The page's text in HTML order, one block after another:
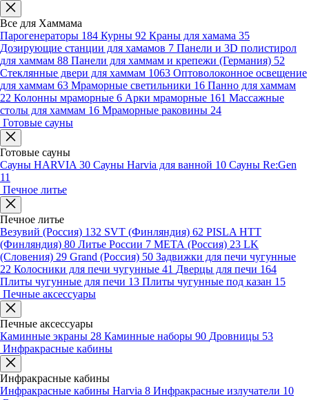
Все для Хаммама
Парогенераторы 184 Курны 92 Краны для хамама 35
Дозирующие станции для хамамов 7 Панели и 3D полистирол
для хаммам 88 Панели для хаммам и крепежи (Германия) 52
Стеклянные двери для хаммам 1063 Оптоволоконное освещение
для хаммам 63 Мраморные светильники 16 Панно для хаммам
22 Колонны мраморные 6 Арки мраморные 161 Массажные
столы для хаммам 16 Мраморные раковины 24
Готовые сауны
Готовые сауны
Сауны HARVIA 30 Сауны Harvia для ванной 10 Сауны Re:Gen
11
Печное литье
Печное литье
Везувий (Россия) 132 SVT (Финляндия) 62 PISLA HTT
(Финляндия) 80 Литье России 7 МЕТА (Россия) 23 LK
(Словения) 29 Grand (Россия) 50 Задвижки для печи чугунные
22 Колосники для печи чугунные 41 Дверцы для печи 164
Плиты чугунные для печи 13 Плиты чугунные под казан 15
Печные аксессуары
Печные аксессуары
Каминные экраны 28 Каминные наборы 90 Дровницы 53
Инфракрасные кабины
Инфракрасные кабины
Инфракрасные кабины Harvia 8 Инфракрасные излучатели 10